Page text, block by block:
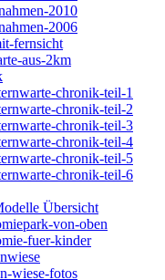
2010
2006
fernsicht
aus-2km
chronik-teil-1
chronik-teil-2
chronik-teil-3
chronik-teil-4
chronik-teil-5
chronik-teil-6
Übersicht
von-oben
fuer-kinder
wiese-fotos